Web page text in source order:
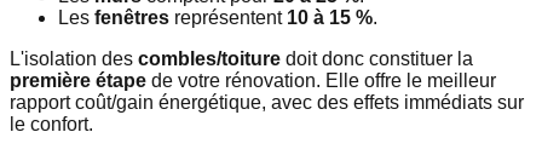
Les fenêtres représentent 10 à 15 %.
L'isolation des combles/toiture doit donc constituer la
première étape de votre rénovation. Elle offre le meilleur
rapport coût/gain énergétique, avec des effets immédiats sur
le confort.